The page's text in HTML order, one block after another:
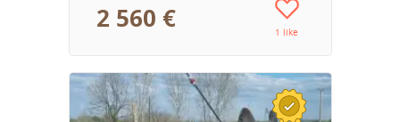
2 560 € 1 like